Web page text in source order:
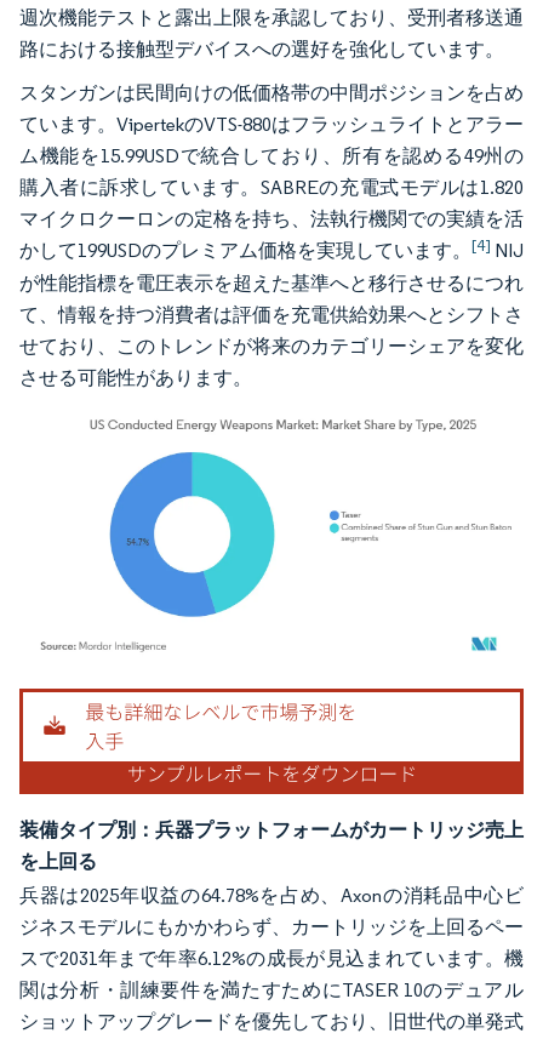
週次機能テストと露出上限を承認しており、受刑者移送通
路における接触型デバイスへの選好を強化しています。
スタンガンは民間向けの低価格帯の中間ポジションを占め
ています。VipertekのVTS-880はフラッシュライトとアラー
ム機能を15.99USDで統合しており、所有を認める49州の
購入者に訴求しています。SABREの充電式モデルは1.820
マイクロクーロンの定格を持ち、法執行機関での実績を活
かして199USDのプレミアム価格を実現しています。 [4] NIJ
が性能指標を電圧表示を超えた基準へと移行させるにつれ
て、情報を持つ消費者は評価を充電供給効果へとシフトさ
せており、このトレンドが将来のカテゴリーシェアを変化
させる可能性があります。
画像 © Mordor Intelligence。再利用にはCC BY 4.0の表示が必要です。
装備タイプ別：兵器プラットフォームがカートリッジ売上
を上回る
兵器は2025年収益の64.78%を占め、Axonの消耗品中心ビ
ジネスモデルにもかかわらず、カートリッジを上回るペー
スで2031年まで年率6.12%の成長が見込まれています。機
関は分析・訓練要件を満たすためにTASER 10のデュアル
ショットアップグレードを優先しており、旧世代の単発式